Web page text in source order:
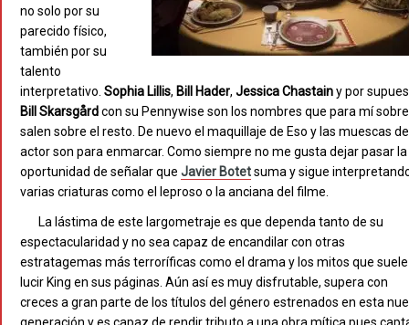
no solo por su
parecido físico,
también por su
talento
interpretativo. Sophia Lillis, Bill Hader, Jessica Chastainy por
Bill Skarsgårdcon su Pennywise son los nombres que para mí sobre
salen sobre el resto. De nuevo el maquillaje de Eso y las muescas
actor son para enmarcar. Como siempre no me gusta dejar pasar la
oportunidad de señalar que Javier Botetsuma y sigue
varias criaturas como el leproso o la anciana del filme.
La lástima de este largometraje es que dependa tanto de su
espectacularidad y no sea capaz de encandilar con otras
estratagemas más terroríficas como el drama y los mitos que suele
lucir King en sus páginas. Aún así es muy disfrutable, supera con
creces a gran parte de los títulos del género estrenados en esta